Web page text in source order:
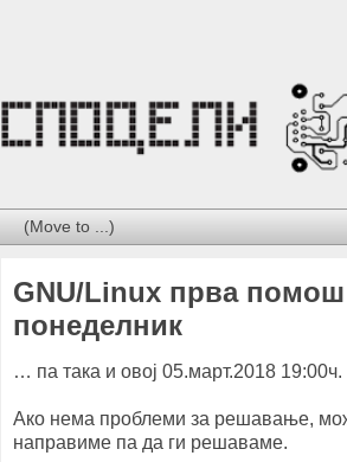
GNU/Linux прва помош
понеделник
… па така и овој 05.март.2018 19:00ч.
Ако нема проблеми за решавање,
направиме па да ги решаваме.